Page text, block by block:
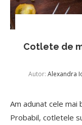
Cotlete de
Autor: Alexandra
Am adunat cele
Probabil, cotletele